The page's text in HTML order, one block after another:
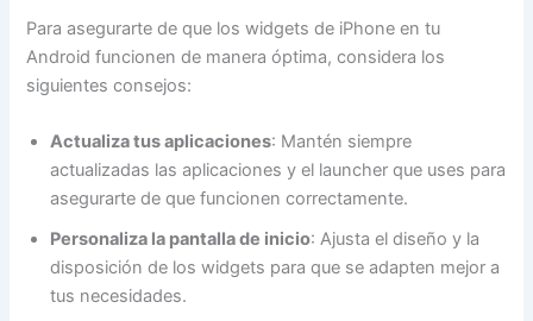
Para asegurarte de que los widgets de iPhone en tu
Android funcionen de manera óptima, considera los
siguientes consejos:
Actualiza tus aplicaciones: Mantén siempre
actualizadas las aplicaciones y el launcher que uses para
asegurarte de que funcionen correctamente.
Personaliza la pantalla de inicio: Ajusta el diseño y la
disposición de los widgets para que se adapten mejor a
tus necesidades.